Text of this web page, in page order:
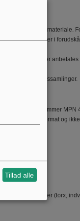
af gevind eller materiale.
monteringsskruer i
samlinger
ved præcisionssamlinger.
varenummer MPN
til leveringsformat og
stål.
drive-typer (torx,
Tillad alle